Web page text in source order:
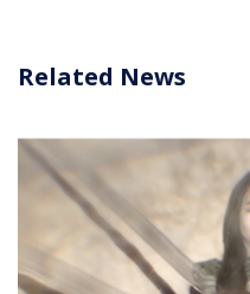
Related News